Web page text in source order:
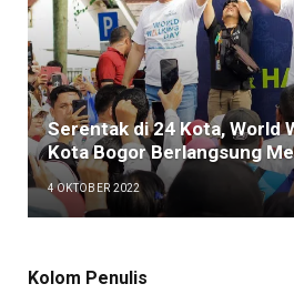
Serentak di 24 Kota, World
Kota Bogor Berlangsung
4 OKTOBER 2022
Kolom Penulis